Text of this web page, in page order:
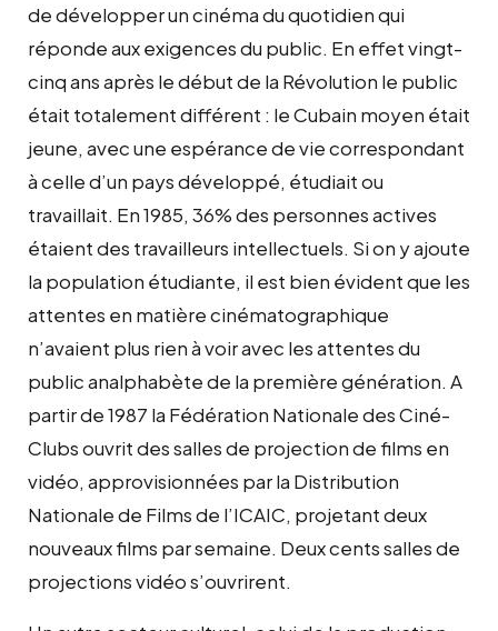
de développer un cinéma du quotidien qui
réponde aux exigences du public. En effet vingt-
cinq ans après le début de la Révolution le public
était totalement différent : le Cubain moyen était
jeune, avec une espérance de vie correspondant
à celle d’un pays développé, étudiait ou
travaillait. En 1985, 36% des personnes actives
étaient des travailleurs intellectuels. Si on y ajoute
la population étudiante, il est bien évident que les
attentes en matière cinématographique
n’avaient plus rien à voir avec les attentes du
public analphabète de la première génération. A
partir de 1987 la Fédération Nationale des Ciné-
Clubs ouvrit des salles de projection de films en
vidéo, approvisionnées par la Distribution
Nationale de Films de l’ICAIC, projetant deux
nouveaux films par semaine. Deux cents salles de
projections vidéo s’ouvrirent.